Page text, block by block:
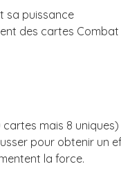
sa puissance
des cartes Combat
mais 8
pour obtenir un
la force.